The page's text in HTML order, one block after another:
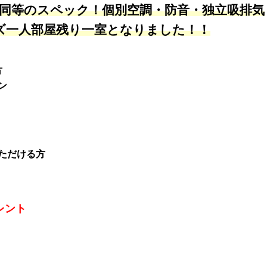
等のスペック！個別空調・防音・独立吸排気
人部屋残り一室となりました！！
だける方
ント